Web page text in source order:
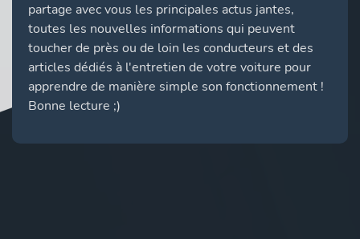
partage avec vous les principales actus jantes,
toutes les nouvelles informations qui peuvent
toucher de près ou de loin les conducteurs et des
articles dédiés à l'entretien de votre voiture pour
apprendre de manière simple son fonctionnement !
Bonne lecture ;)